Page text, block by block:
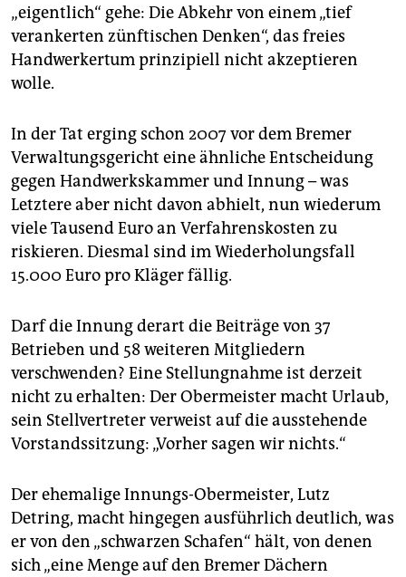
„eigentlich“ gehe: Die Abkehr von einem „tief
verankerten zünftischen Denken“, das freies
Handwerkertum prinzipiell nicht akzeptieren
wolle.
In der Tat erging schon 2007 vor dem Bremer
Verwaltungsgericht eine ähnliche Entscheidung
gegen Handwerkskammer und Innung – was
Letztere aber nicht davon abhielt, nun wiederum
viele Tausend Euro an Verfahrenskosten zu
riskieren. Diesmal sind im Wiederholungsfall
15.000 Euro pro Kläger fällig.
Darf die Innung derart die Beiträge von 37
Betrieben und 58 weiteren Mitgliedern
verschwenden? Eine Stellungnahme ist derzeit
nicht zu erhalten: Der Obermeister macht Urlaub,
sein Stellvertreter verweist auf die ausstehende
Vorstandssitzung: „Vorher sagen wir nichts.“
Der ehemalige Innungs-Obermeister, Lutz
Detring, macht hingegen ausführlich deutlich, was
er von den „schwarzen Schafen“ hält, von denen
sich „eine Menge auf den Bremer Dächern